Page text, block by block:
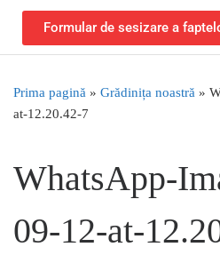
Formular de sesizare a
Prima pagină » Grădinița noastră »
at-12.20.42-7
WhatsApp-
09-12-at-